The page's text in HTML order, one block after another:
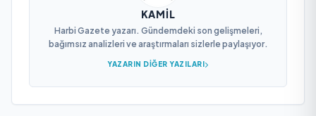
KAMIL
Harbi Gazete yazarı. Gündemdeki son gelişmeleri,
bağımsız analizleri ve araştırmaları sizlerle paylaşıyor.
YAZARIN DIĞER YAZILARI